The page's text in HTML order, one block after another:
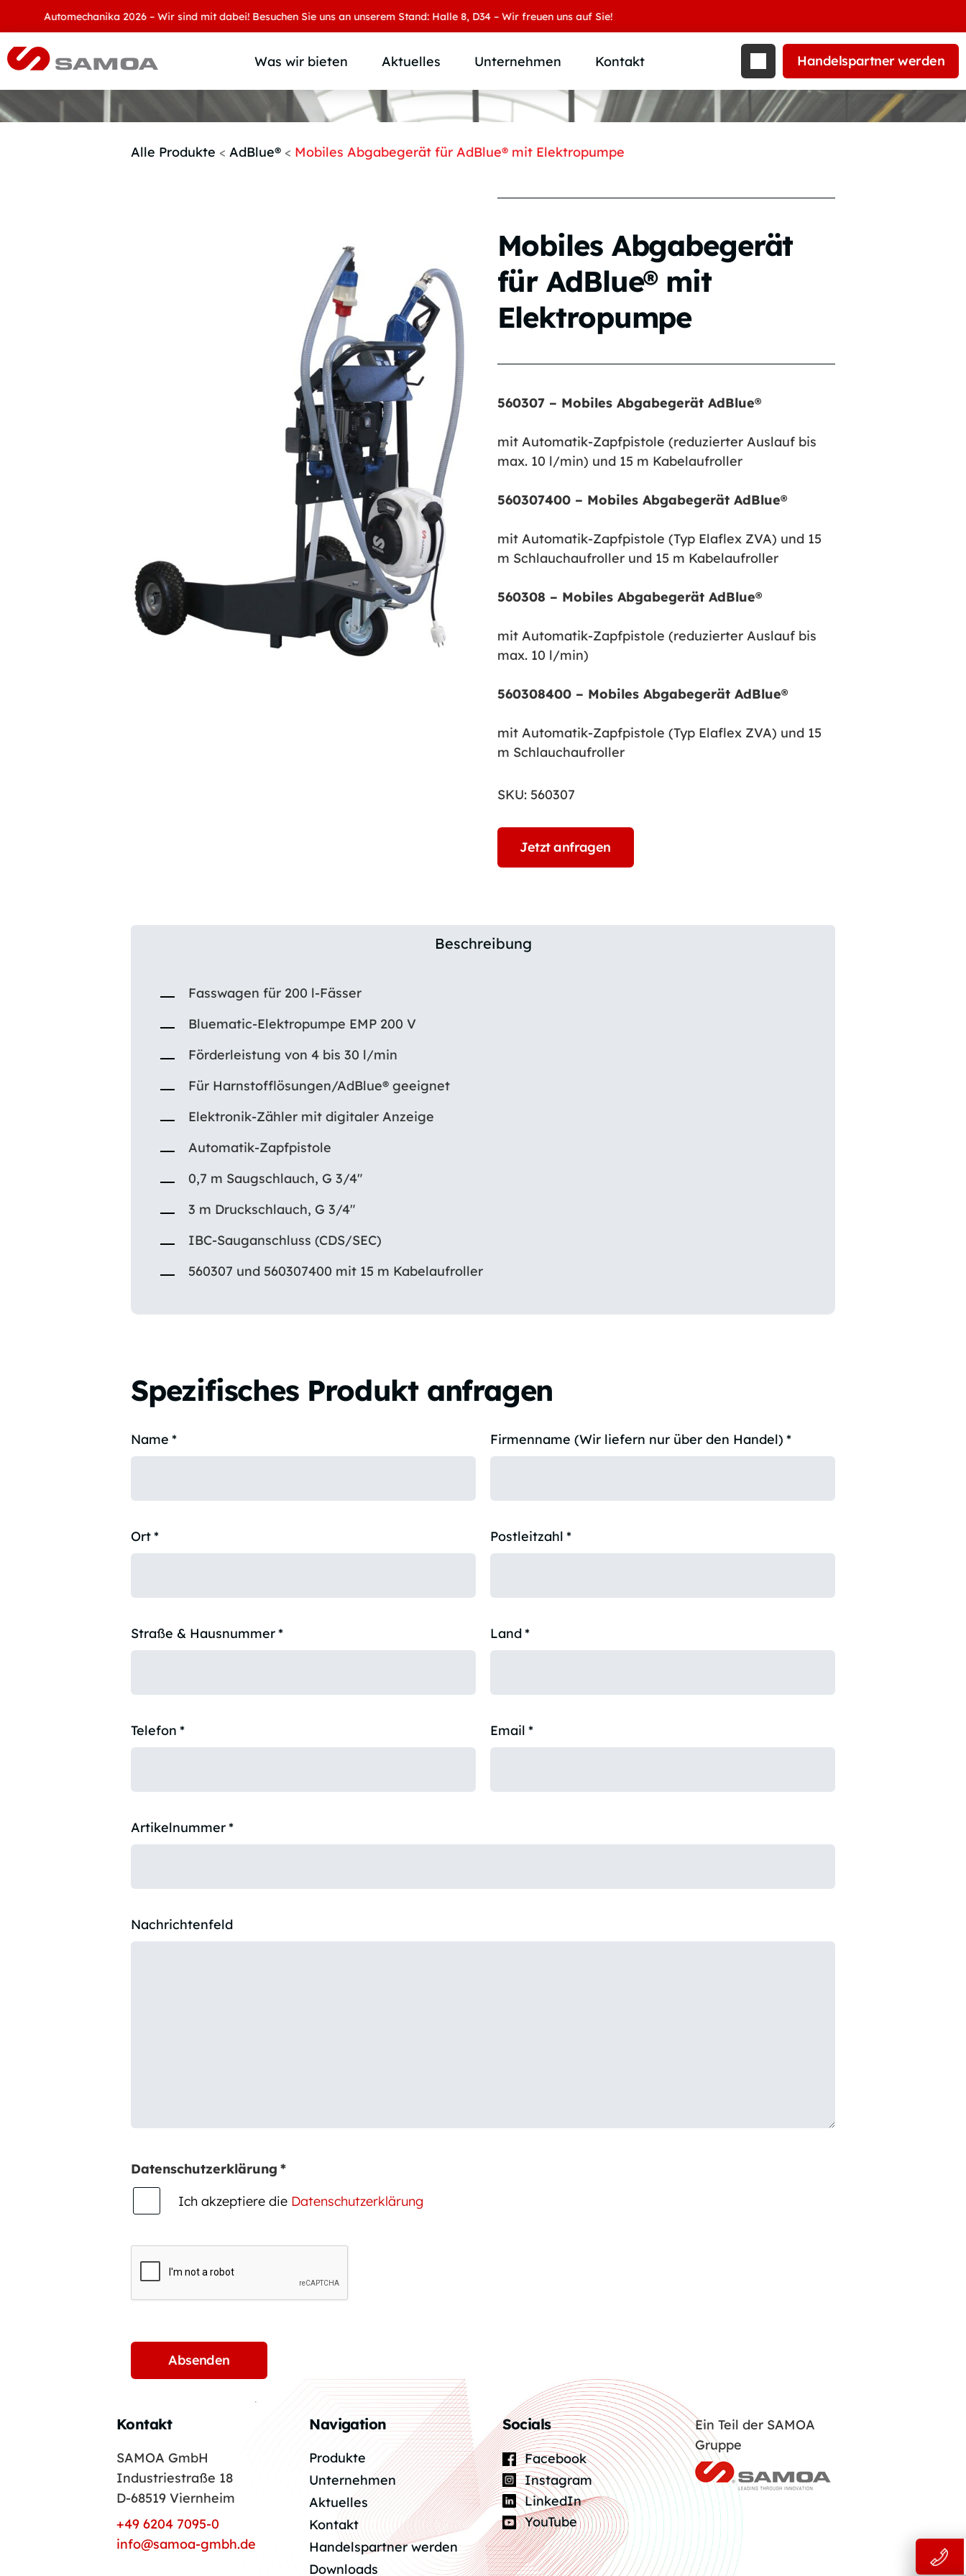
Automechanika 2026 – Wir sind mit dabei! Besuchen Sie uns an unserem Stand: Halle 8, D34 – Wir freuen uns auf Sie!
Was wir bieten
Produktübersicht
Produktkategorie
Branchen und Märkte
Aktuelles Unternehmen
Wer wir sind
SAMOA Gruppe
Downloads
Kontakt Handelspartner werden
Alle Produkte < AdBlue® < Mobiles Abgabegerät für AdBlue® mit Elektropumpe
Mobiles Abgabegerät
für AdBlue® mit
Elektropumpe
560307 – Mobiles Abgabegerät AdBlue®
mit Automatik-Zapfpistole (reduzierter Auslauf bis
max. 10 l/min) und 15 m Kabelaufroller
560307400 – Mobiles Abgabegerät AdBlue®
mit Automatik-Zapfpistole (Typ Elaflex ZVA) und 15
m Schlauchaufroller und 15 m Kabelaufroller
560308 – Mobiles Abgabegerät AdBlue®
mit Automatik-Zapfpistole (reduzierter Auslauf bis
max. 10 l/min)
560308400 – Mobiles Abgabegerät AdBlue®
mit Automatik-Zapfpistole (Typ Elaflex ZVA) und 15
m Schlauchaufroller
SKU: 560307
Jetzt anfragen
Beschreibung
Fasswagen für 200 l-Fässer
Bluematic-Elektropumpe EMP 200 V
Förderleistung von 4 bis 30 l/min
Für Harnstofflösungen/AdBlue® geeignet
Elektronik-Zähler mit digitaler Anzeige
Automatik-Zapfpistole
0,7 m Saugschlauch, G 3/4″
3 m Druckschlauch, G 3/4″
IBC-Sauganschluss (CDS/SEC)
560307 und 560307400 mit 15 m Kabelaufroller
Spezifisches Produkt anfragen
Name * Firmenname (Wir liefern nur über den Handel) *
Ort* Postleitzahl *
Straße & Hausnummer* Land*
Telefon * Email *
Artikelnummer*
Nachrichtenfeld
Datenschutzerklärung *
Ich akzeptiere die Datenschutzerklärung
Kontakt
SAMOA GmbH
Industriestraße 18
D-68519 Viernheim
+49 6204 7095-0
info@samoa-gmbh.de
Navigation
Produkte
Unternehmen
Aktuelles
Kontakt
Handelspartner werden
Downloads
Socials
Facebook
Instagram
LinkedIn
YouTube
Ein Teil der SAMOA
Gruppe